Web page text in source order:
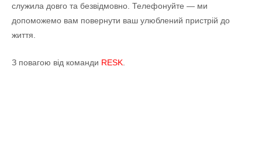
служила довго та безвідмовно. Телефонуйте — ми
допоможемо вам повернути ваш улюблений пристрій до
життя.
З повагою від команди RESK